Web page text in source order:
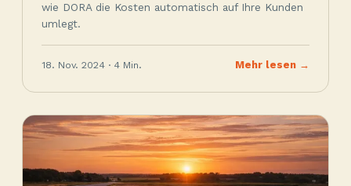
wie DORA die Kosten automatisch auf Ihre Kunden
umlegt.
18. Nov. 2024 · 4 Min. Mehr lesen →